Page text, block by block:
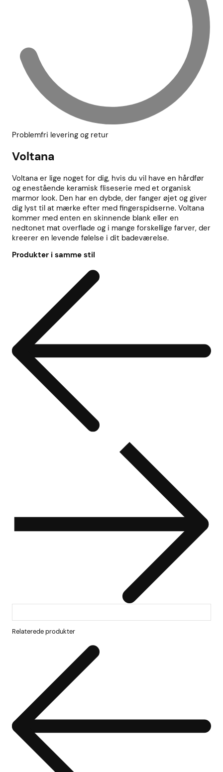
Problemfri levering og retur
Voltana
Voltana er lige noget for dig, hvis du vil have en hårdfør
og enestående keramisk fliseserie med et organisk
marmor look. Den har en dybde, der fanger øjet og giver
dig lyst til at mærke efter med fingerspidserne. Voltana
kommer med enten en skinnende blank eller en
nedtonet mat overflade og i mange forskellige farver, der
kreerer en levende følelse i dit badeværelse.
Produkter i samme stil
Relaterede produkter